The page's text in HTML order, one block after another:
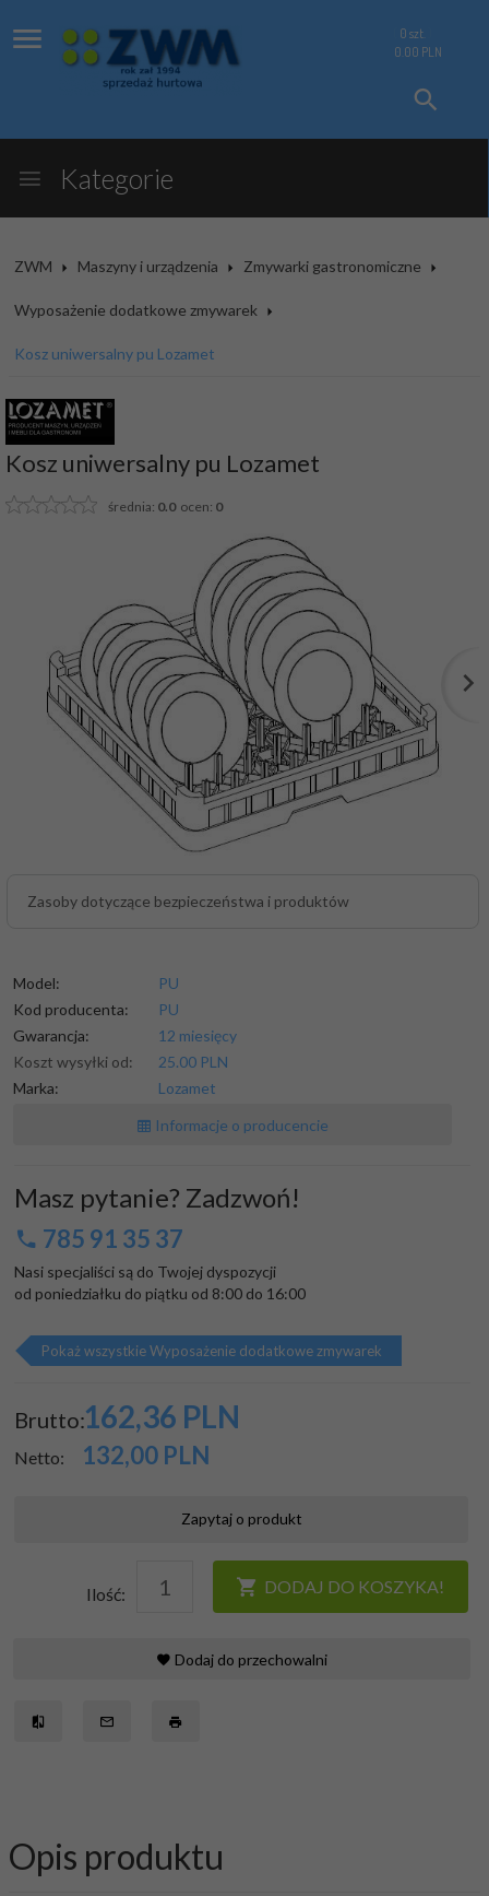
0 szt.
0.00 PLN
Kategorie
ZWM Maszyny i urządzenia Zmywarki gastronomiczne
Wyposażenie dodatkowe zmywarek
Kosz uniwersalny pu Lozamet
Kosz uniwersalny pu Lozamet
średnia: 0.0ocen: 0
Zasoby dotyczące bezpieczeństwa i produktów
Model:
PU
Kod producenta:
PU
Gwarancja:
12 miesięcy
Koszt wysyłki od:
25.00 PLN
Marka:
Lozamet
Informacje o producencie
Masz pytanie? Zadzwoń!
785 91 35 37
Nasi specjaliści są do Twojej dyspozycji
od poniedziałku do piątku od 8:00 do 16:00
Pokaż wszystkie Wyposażenie dodatkowe zmywarek
Brutto:162,36 PLN
Netto: 132,00 PLN
Zapytaj o produkt
Ilość: DODAJ DO KOSZYKA!
Dodaj do przechowalni
Opis produktu